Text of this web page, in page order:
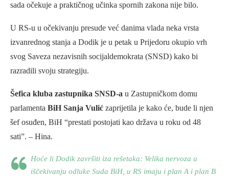
sada očekuje a praktičnog učinka spornih zakona nije bilo.
U RS-u u očekivanju presude već danima vlada neka vrsta
izvanrednog stanja a Dodik je u petak u Prijedoru okupio vrh
svog Saveza nezavisnih socijaldemokrata (SNSD) kako bi
razradili svoju strategiju.
Šefica kluba zastupnika SNSD-a u Zastupničkom domu
parlamenta BiH Sanja Vulić zaprijetila je kako će, bude li njen
šef osuđen, BiH “prestati postojati kao država u roku od 48
sati”. – Hina.
Hoće li Dodik završiti iza rešetaka: Velika nervoza u
iščekivanju odluke Suda BiH, u RS imaju i plan A i plan B